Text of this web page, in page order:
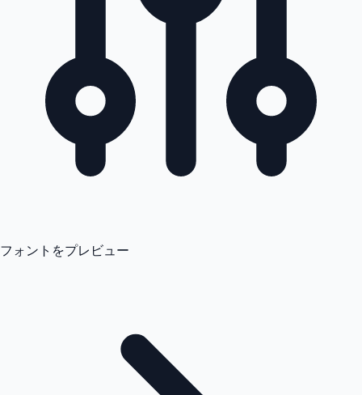
フォントをプレビュー